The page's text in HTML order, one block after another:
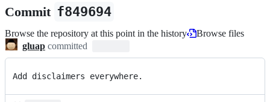
n
Commit f849694
Browse the repository at this point in the history
Browse files
gluap committed
Add disclaimers everywhere.